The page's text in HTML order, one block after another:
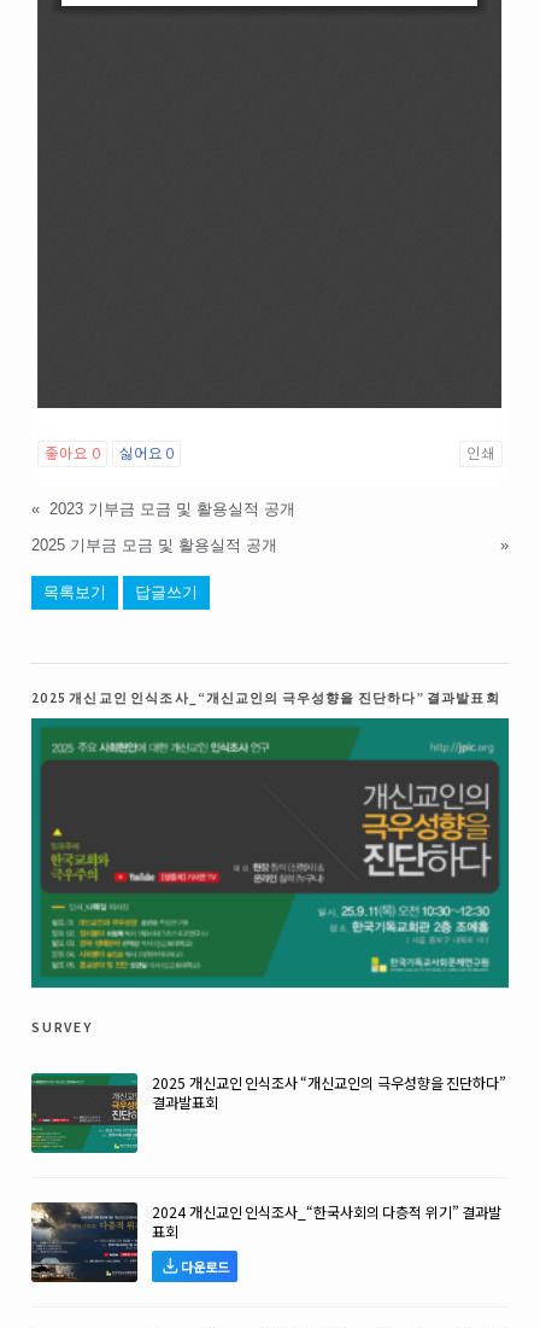
좋아요 0 싫어요 0 인쇄
« 2023 기부금 모금 및 활용실적 공개
2025 기부금 모금 및 활용실적 공개
»
목록보기 답글쓰기
2025 개신교인 인식조사_“개신교인의 극우성향을 진단하다” 결과발표회
survey
2025 개신교인 인식조사 “개신교인의 극우성향을 진단하다”
결과발표회
2024 개신교인 인식조사_“한국사회의 다층적 위기” 결과발
표회
다운로드